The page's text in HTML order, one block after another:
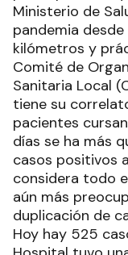
Ministerio de
pandemia
kilómetros y
Comité de
Sanitaria Local
tiene su
pacientes
días se ha más
casos positivos
considera todo
aún más
duplicación de
Hoy hay 525